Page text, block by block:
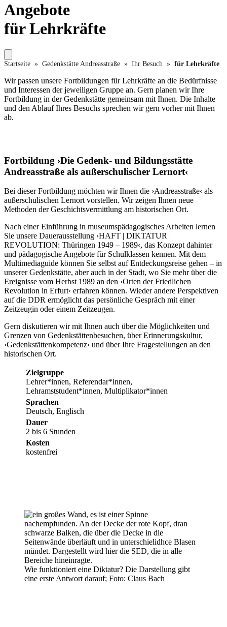
Angebote
für Lehrkräfte
Startseite » Gedenkstätte Andreasstraße » Ihr Besuch » für Lehrkräfte
Wir passen unsere Fortbildungen für Lehrkräfte an die Bedürfnisse
und Interessen der jeweiligen Gruppe an. Gern planen wir Ihre
Fortbildung in der Gedenkstätte gemeinsam mit Ihnen. Die Inhalte
und den Ablauf Ihres Besuchs sprechen wir gern vorher mit Ihnen
ab.
Fortbildung ›Die Gedenk- und Bildungsstätte
Andreasstraße als außerschulischer Lernort‹
Bei dieser Fortbildung möchten wir Ihnen die ›Andreasstraße‹ als
außerschulischen Lernort vorstellen. Wir zeigen Ihnen neue
Methoden der Geschichtsvermittlung am historischen Ort.
Nach einer Einführung in museumspädagogisches Arbeiten lernen
Sie unsere Dauerausstellung ›HAFT | DIKTATUR |
REVOLUTION: Thüringen 1949 – 1989‹, das Konzept dahinter
und pädagogische Angebote für Schulklassen kennen. Mit dem
Multimediaguide können Sie selbst auf Entdeckungsreise gehen – in
unserer Gedenkstätte, aber auch in der Stadt, wo Sie mehr über die
Ereignisse vom Herbst 1989 an den ›Orten der Friedlichen
Revolution in Erfurt‹ erfahren können. Wieder andere Perspektiven
auf die DDR ermöglicht das persönliche Gespräch mit einer
Zeitzeugin oder einem Zeitzeugen.
Gern diskutieren wir mit Ihnen auch über die Möglichkeiten und
Grenzen von Gedenkstättenbesuchen, über Erinnerungskultur,
›Gedenkstättenkompetenz‹ und über Ihre Fragestellungen an den
historischen Ort.
Zielgruppe
Lehrer*innen, Referendar*innen,
Lehramststudent*innen, Multiplikator*innen
Sprachen
Deutsch, Englisch
Dauer
2 bis 6 Stunden
Kosten
kostenfrei
Wie funktioniert eine Diktatur? Die Darstellung gibt
eine erste Antwort darauf; Foto: Claus Bach